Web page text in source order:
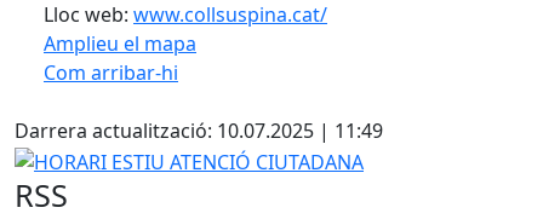
Lloc web: www.collsuspina.cat/
Amplieu el mapa
Com arribar-hi
+
−
Darrera actualització: 10.07.2025 | 11:49
HORARI ESTIU ATENCIÓ CIUTADANA
RSS